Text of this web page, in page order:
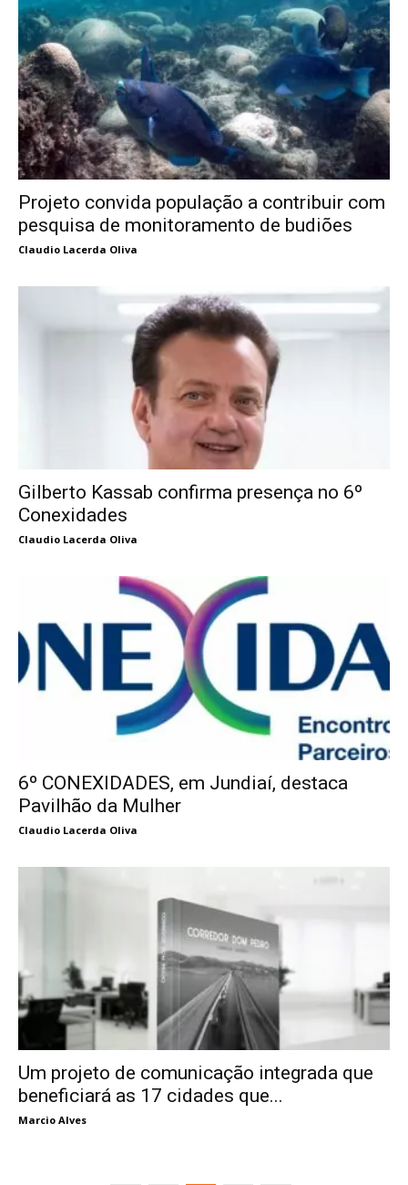
Projeto convida população a contribuir com
pesquisa de monitoramento de budiões
Claudio Lacerda Oliva
Gilberto Kassab confirma presença no 6º
Conexidades
Claudio Lacerda Oliva
6º CONEXIDADES, em Jundiaí, destaca
Pavilhão da Mulher
Claudio Lacerda Oliva
Um projeto de comunicação integrada que
beneficiará as 17 cidades que...
Marcio Alves